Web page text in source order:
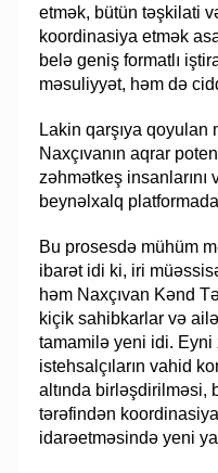
etmək, bütün təşkilati
koordinasiya etmək
belə geniş formatlı
məsuliyyət, həm də
Lakin qarşıya
Naxçıvanın aqrar
zəhmətkeş
beynəlxalq
Bu prosesdə mühüm
ibarət idi ki, iri
həm Naxçıvan Kənd
kiçik sahibkarlar və
tamamilə yeni idi. Eyni
istehsalçıların vahid
altında birləşdirilməsi,
tərəfindən
idarəetməsində yeni